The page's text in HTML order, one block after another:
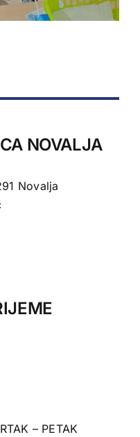
NOVALJA
Novalja
– PETAK